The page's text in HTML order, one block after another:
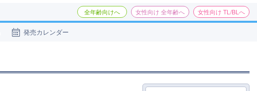
全年齢向けへ 女性向け 全年齢へ 女性向け TL/BLへ
発売カレンダー